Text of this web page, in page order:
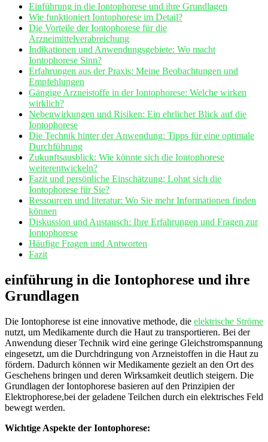
Einführung in ⁣die Iontophorese und ihre ​Grundlagen
Wie funktioniert Iontophorese im Detail?
Die Vorteile⁤ der Iontophorese für die
Arzneimittelverabreichung
Indikationen ​und Anwendungsgebiete:‌ Wo​ macht
Iontophorese Sinn?
Erfahrungen ​aus der Praxis: Meine Beobachtungen und
Empfehlungen
Gängige Arzneistoffe in der⁤ Iontophorese: Welche wirken
wirklich?
Nebenwirkungen und Risiken: Ein ehrlicher‍ Blick auf die
Iontophorese
Die Technik hinter der Anwendung: Tipps für eine ⁣optimale
Durchführung
Zukunftsausblick: Wie könnte sich die Iontophorese
weiterentwickeln?
Fazit‍ und persönliche ‌Einschätzung:‌ Lohnt sich die
Iontophorese für Sie?
Ressourcen‍ und⁢ literatur: Wo ​Sie mehr‍ Informationen finden
können
Diskussion ‍und Austausch: Ihre Erfahrungen und Fragen​ zur
Iontophorese
Häufige Fragen und Antworten
Fazit
einführung in die Iontophorese und ihre​
Grundlagen
Die Iontophorese ist eine innovative​ methode, die elektrische Ströme
‍nutzt, um Medikamente durch die Haut zu transportieren. Bei ⁣der
Anwendung​ dieser Technik wird eine geringe Gleichstromspannung
eingesetzt, um die​ Durchdringung von Arzneistoffen in ⁢die‍ Haut zu
fördern. Dadurch können ‍wir Medikamente gezielt an den Ort des​
Geschehens bringen und deren Wirksamkeit deutlich steigern. Die
Grundlagen ​der Iontophorese basieren auf den Prinzipien der
Elektrophorese,bei‌ der geladene Teilchen ⁢durch ein elektrisches ​Feld
bewegt ‍werden.
Wichtige Aspekte der Iontophorese: